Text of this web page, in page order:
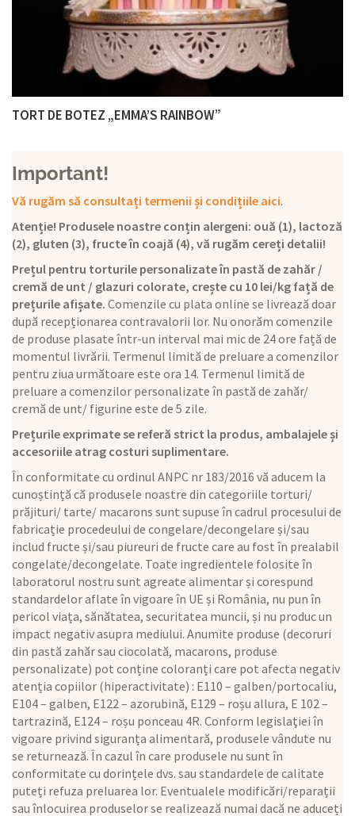
TORT DE BOTEZ „EMMA’S RAINBOW”
Important!
Vă rugăm să consultați termenii și condițiile aici.
Atenție! Produsele noastre conțin alergeni: ouă (1), lactoză
(2), gluten (3), fructe în coajă (4), vă rugăm cereți detalii!
Prețul pentru torturile personalizate în pastă de zahăr /
cremă de unt / glazuri colorate, crește cu 10 lei/kg față de
prețurile afișate. Comenzile cu plata online se livrează doar
după recepționarea contravalorii lor. Nu onorăm comenzile
de produse plasate într-un interval mai mic de 24 ore față de
momentul livrării. Termenul limită de preluare a comenzilor
pentru ziua următoare este ora 14. Termenul limită de
preluare a comenzilor personalizate în pastă de zahăr/
cremă de unt/ figurine este de 5 zile.
Prețurile exprimate se referă strict la produs, ambalajele și
accesoriile atrag costuri suplimentare.
În conformitate cu ordinul ANPC nr 183/2016 vă aducem la
cunoștință că produsele noastre din categoriile torturi/
prăjituri/ tarte/ macarons sunt supuse în cadrul procesului de
fabricație procedeului de congelare/decongelare și/sau
includ fructe și/sau piureuri de fructe care au fost în prealabil
congelate/decongelate. Toate ingredientele folosite în
laboratorul nostru sunt agreate alimentar și corespund
standardelor aflate în vigoare în UE și România, nu pun în
pericol viața, sănătatea, securitatea muncii, și nu produc un
impact negativ asupra mediului. Anumite produse (decoruri
din pastă zahăr sau ciocolată, macarons, produse
personalizate) pot conține coloranți care pot afecta negativ
atenția copiilor (hiperactivitate) : E110 – galben/portocaliu,
E104 – galben, E122 – azorubină, E129 – roșu allura, E 102 –
tartrazină, E124 – roșu ponceau 4R. Conform legislației în
vigoare privind siguranța alimentară, produsele vândute nu
se returnează. În cazul în care produsele nu sunt în
conformitate cu dorințele dvs. sau standardele de calitate
puteți refuza preluarea lor. Eventualele modificări/reparații
sau înlocuirea produselor se realizează numai dacă ne aduceți